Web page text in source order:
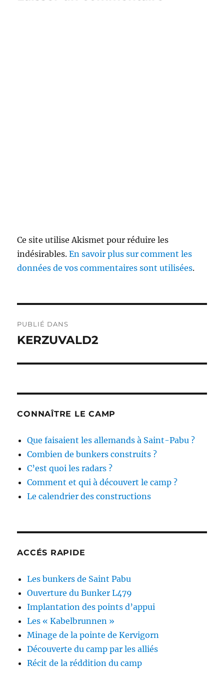
Ce site utilise Akismet pour réduire les
indésirables.En savoir plus sur comment les
données de vos commentaires sont utilisées.
de
PUBLIÉ DANS
KERZUVALD2
CONNAÎTRE LE CAMP
Que faisaient les allemands à Saint-Pabu ?
Combien de bunkers construits ?
C’est quoi les radars ?
Comment et qui à découvert le camp ?
Le calendrier des constructions
ACCÉS RAPIDE
Les bunkers de Saint Pabu
Ouverture du Bunker L479
Implantation des points d’appui
Les « Kabelbrunnen »
Minage de la pointe de Kervigorn
Découverte du camp par les alliés
Récit de la réddition du camp